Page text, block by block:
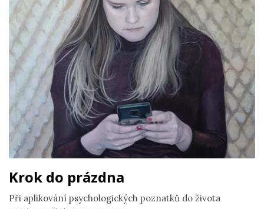
Krok do prázdna
Při aplikování psychologických poznatků do života